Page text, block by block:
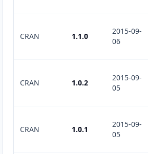
CRAN 1.1.0
2015-09-
06
CRAN 1.0.2
2015-09-
05
CRAN 1.0.1
2015-09-
05